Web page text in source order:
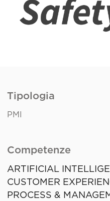
Tipologia
PMI
Competenze
ARTIFICIAL
CUSTOMER
PROCESS &